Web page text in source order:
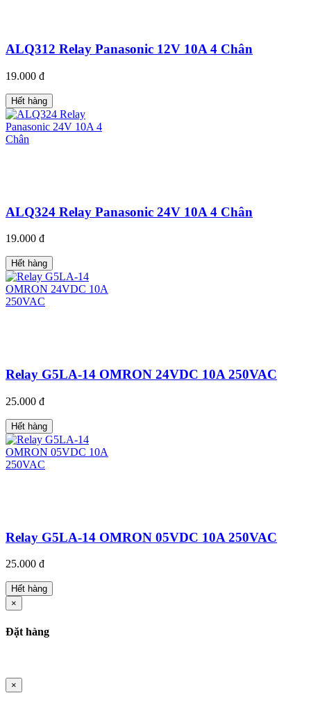
ALQ312 Relay Panasonic 12V 10A 4 Chân
19.000 đ
Hết hàng
ALQ324 Relay Panasonic 24V 10A 4 Chân
19.000 đ
Hết hàng
Relay G5LA-14 OMRON 24VDC 10A 250VAC
25.000 đ
Hết hàng
Relay G5LA-14 OMRON 05VDC 10A 250VAC
25.000 đ
Hết hàng
×
Đặt hàng
×